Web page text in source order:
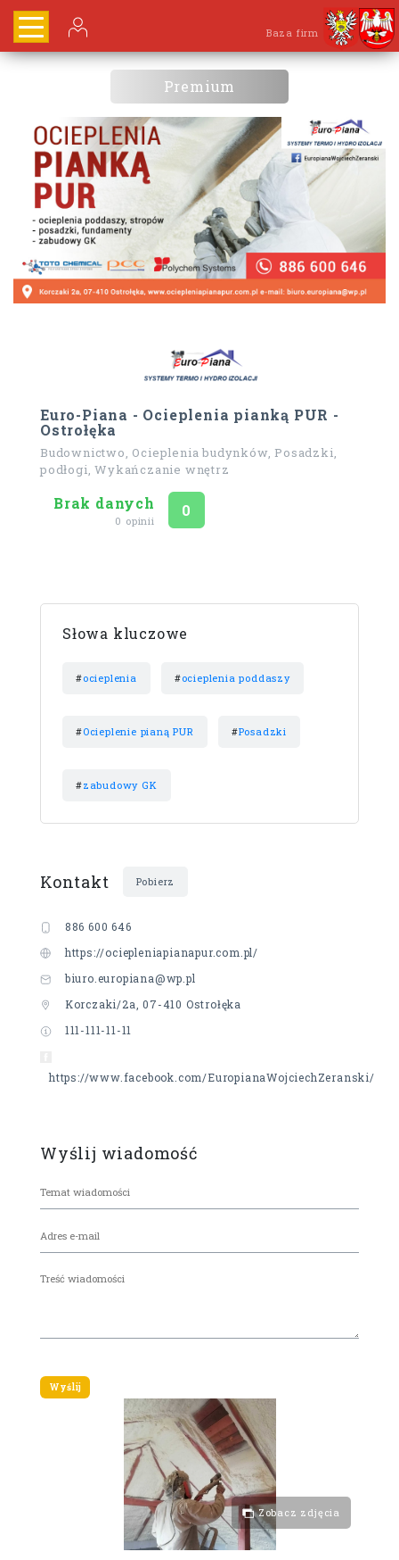
Baza firm
Premium
Euro-Piana - Ocieplenia pianką PUR -
Ostrołęka
Budownictwo, Ocieplenia budynków, Posadzki,
podłogi, Wykańczanie wnętrz
Brak danych
0 opinii
Ocena
0
Słowa kluczowe
#ocieplenia #ocieplenia poddaszy
#Ocieplenie pianą PUR #Posadzki
#zabudowy GK
Kontakt Pobierz
886 600 646
https://ociepleniapianapur.com.pl/
biuro.europiana@wp.pl
Korczaki/2a, 07-410 Ostrołęka
111-111-11-11
https://www.facebook.com/EuropianaWojciechZeranski/
Wyślij wiadomość
Zobacz zdjęcia